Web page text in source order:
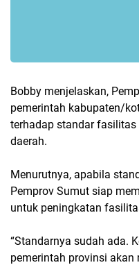
Bobby menjelaskan,
pemerintah kabupaten/
terhadap standar
daerah.
Menurutnya, apabila
Pemprov Sumut siap
untuk peningkatan
“Standarnya sudah ada.
pemerintah provinsi